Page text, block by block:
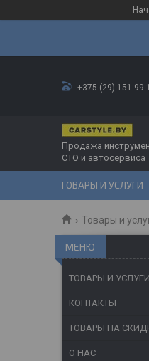
+375 (29) 151-99-
Продажа
СТО и автосервиса
ТОВАРЫ И УСЛУГИ
Товары и
ТОВАРЫ И УСЛУГИ
КОНТАКТЫ
ТОВАРЫ НА
О НАС